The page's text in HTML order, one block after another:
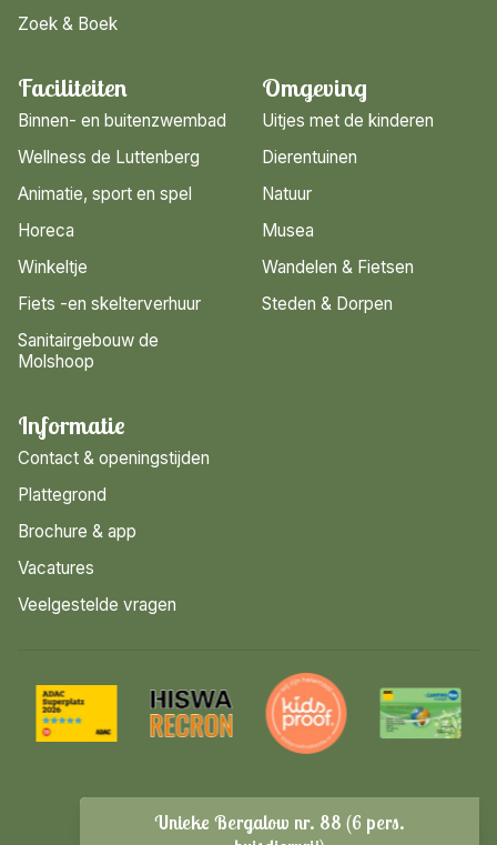
Wijzig datum
Unieke Bergalow nr. 88 (6 pers.
Zoek & Boek
Faciliteiten
Binnen- en buitenzwembad
Wellness de Luttenberg
Animatie, sport en spel
Horeca
Winkeltje
Fiets -en skelterverhuur
Sanitairgebouw de
Molshoop
Omgeving
Uitjes met de kinderen
Dierentuinen
Natuur
Musea
Wandelen & Fietsen
Steden & Dorpen
Informatie
Contact & openingstijden
Plattegrond
Brochure & app
Vacatures
Veelgestelde vragen